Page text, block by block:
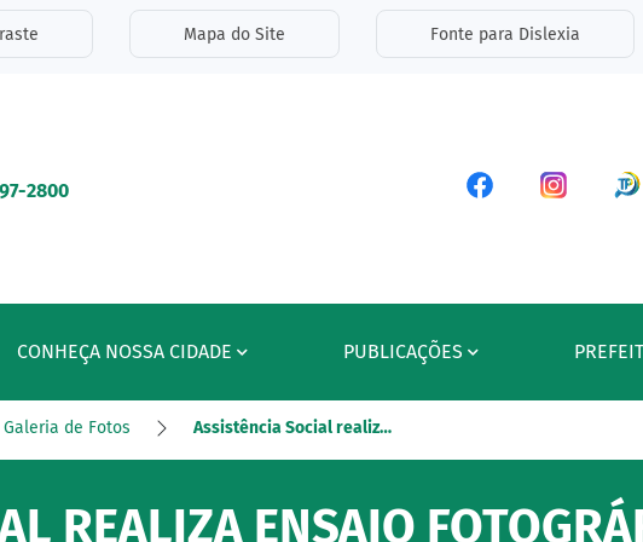
de acessibilidade
Mapa do Site Fonte para Dislexia
2800 Acessar a
CONHEÇA NOSSA CIDADE PUBLICAÇÕES
Galeria de Fotos Assistência Social realiz…
REALIZA ENSAIO